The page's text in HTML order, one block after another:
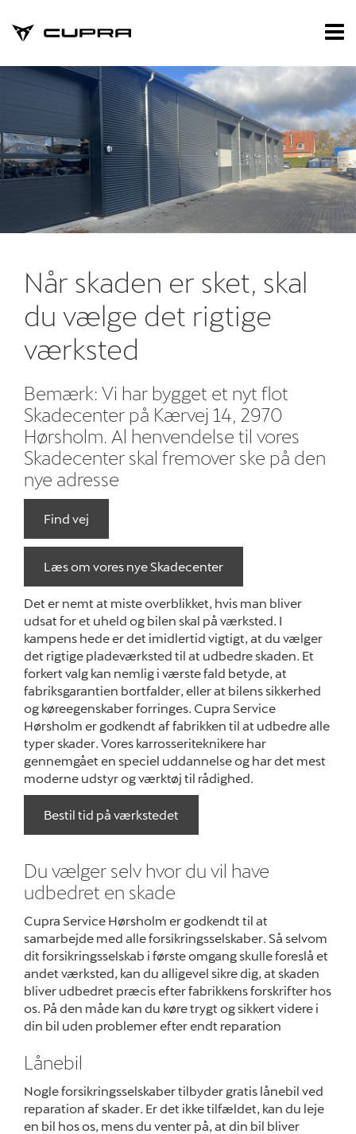
Værksted
Skadecenter
Brugte biler
Skadecenter
Om os
Job og karriere
Når skaden er sket, skal
du vælge det rigtige
værksted
Bemærk: Vi har bygget et nyt flot
Skadecenter på Kærvej 14, 2970
Hørsholm. Al henvendelse til vores
Skadecenter skal fremover ske på den
nye adresse
Find vej
Læs om vores nye Skadecenter
Det er nemt at miste overblikket, hvis man bliver
udsat for et uheld og bilen skal på værksted. I
kampens hede er det imidlertid vigtigt, at du vælger
det rigtige pladeværksted til at udbedre skaden. Et
forkert valg kan nemlig i værste fald betyde, at
fabriksgarantien bortfalder, eller at bilens sikkerhed
og køreegenskaber forringes. Cupra Service
Hørsholm er godkendt af fabrikken til at udbedre alle
typer skader. Vores karrosseriteknikere har
gennemgået en speciel uddannelse og har det mest
moderne udstyr og værktøj til rådighed.
Bestil tid på værkstedet
Du vælger selv hvor du vil have
udbedret en skade
Cupra Service Hørsholm er godkendt til at
samarbejde med alle forsikringsselskaber. Så selvom
dit forsikringsselskab i første omgang skulle foreslå et
andet værksted, kan du alligevel sikre dig, at skaden
bliver udbedret præcis efter fabrikkens forskrifter hos
os. På den måde kan du køre trygt og sikkert videre i
din bil uden problemer efter endt reparation
Lånebil
Nogle forsikringsselskaber tilbyder gratis lånebil ved
reparation af skader. Er det ikke tilfældet, kan du leje
en bil hos os, mens du venter på, at din bil bliver